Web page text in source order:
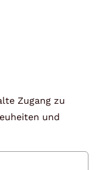
Zugang zu
und